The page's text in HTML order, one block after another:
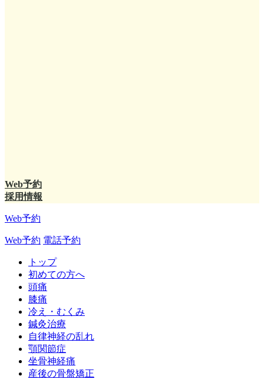
Web予約
採用情報
Web予約
Web予約 電話予約
トップ
初めての方へ
頭痛
膝痛
冷え・むくみ
鍼灸治療
自律神経の乱れ
顎関節症
坐骨神経痛
産後の骨盤矯正